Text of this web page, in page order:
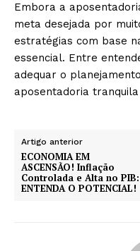
Embora a
meta desejada por
estratégias com base
essencial. Entre
adequar o
aposentadoria
Artigo anterior
ECONOMIA EM
ASCENSÃO! Inflação
Controlada e Alta no PIB:
ENTENDA O POTENCIAL!